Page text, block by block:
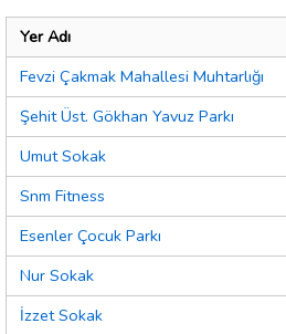
Yer Adı
Fevzi Çakmak Mahallesi Muhtarlığı
Şehit Üst. Gökhan Yavuz Parkı
Umut Sokak
Snm Fitness
Esenler Çocuk Parkı
Nur Sokak
İzzet Sokak